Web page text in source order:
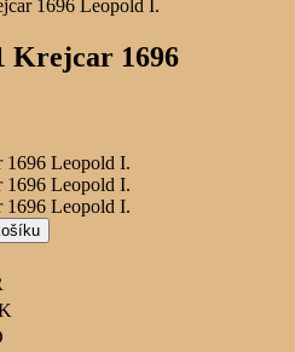
1696 Leopold I.
Krejcar 1696